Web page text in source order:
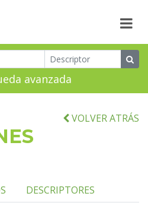
avanzada
VOLVER ATRÁS
DESCRIPTORES